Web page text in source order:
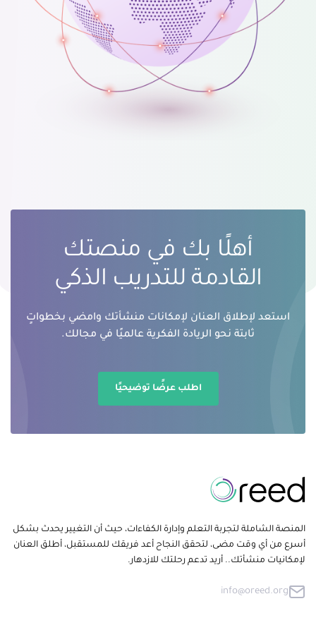
أهلًا بك في منصتك
القادمة للتدريب الذكي
استعد لإطلاق العنان لإمكانات منشأتك وامضي بخطواتٍ
ثابتة نحو الريادة الفكرية عالميًا في مجالك.
اطلب عرضًا توضيحيًا
المنصة الشاملة لتجربة التعلم وإدارة الكفاءات، حيث أن التغيير يحدث بشكل
أسرع من أي وقت مضى، لتحقق النجاح أعد فريقك للمستقبل، أطلق العنان
لإمكانيات منشأتك.. أريد تدعم رحلتك للازدهار.
info@oreed.org